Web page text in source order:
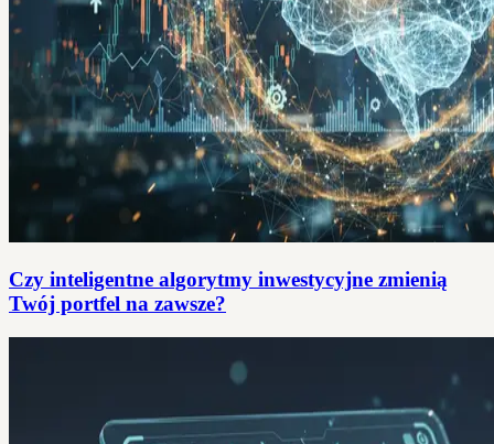
Czy inteligentne algorytmy inwestycyjne zmienią
Twój portfel na zawsze?